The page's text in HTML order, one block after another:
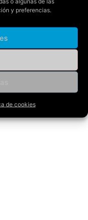
y preferencias.
de cookies